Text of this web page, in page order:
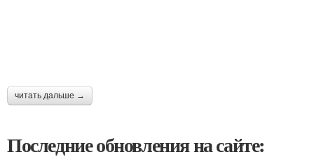
читать дальше →
Последние обновления на сайте: